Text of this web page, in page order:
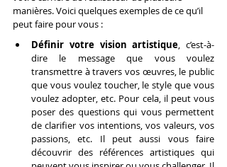
manières. Voici quelques exemples de ce qu’il
peut faire pour vous :
Définir votre vision artistique, c’est-à-
dire le message que vous voulez
transmettre à travers vos œuvres, le public
que vous voulez toucher, le style que vous
voulez adopter, etc. Pour cela, il peut vous
poser des questions qui vous permettent
de clarifier vos intentions, vos valeurs, vos
passions, etc. Il peut aussi vous faire
découvrir des références artistiques qui